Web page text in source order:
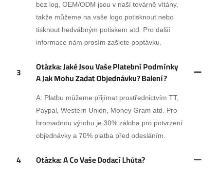
bez log, OEM/ODM jsou v naší továrně vítány,
takže můžeme na vaše logo potisknout nebo
tisknout hedvábným potiskem atd. Pro další
informace nám prosím zašlete poptávku.
3
Otázka: Jaké Jsou Vaše Platební Podmínky
A Jak Mohu Zadat Objednávku? Balení?
A: Platbu můžeme přijímat prostřednictvím TT,
Paypal, Western Union, Money Gram atd. Pro
hromadnou výrobu je 30% záloha pro potvrzení
objednávky a 70% platba před odesláním.
4 Otázka: A Co Vaše Dodací Lhůta?